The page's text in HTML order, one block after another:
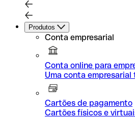
Produtos
Conta empresarial
Conta online para
Uma conta empresarial
Cartões de pagamento
Cartões físicos e